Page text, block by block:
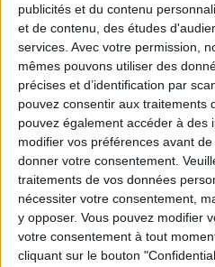
publicités et du contenu
et de contenu, des études
services. Avec votre permission,
mêmes pouvons utiliser des
précises et d’identification par
pouvez consentir aux traitements
pouvez également accéder à des
modifier vos préférences avant
donner votre consentement.
traitements de vos données
nécessiter votre consentement,
y opposer. Vous pouvez modifier
votre consentement à tout
cliquant sur le bouton
Combien de kilos
Moins de
5 kilos
Webinaires en
Chaque semaine,